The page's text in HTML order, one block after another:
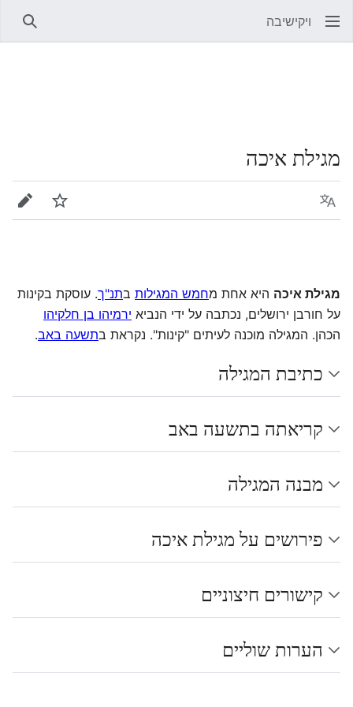
ויקישיבה
מגילת איכה
שפה מעקב
מגילת איכה היא אחת מחמש המגילות בתנ"ך. עוסקת בקינות
על חורבן ירושלים, נכתבה על ידי הנביא ירמיהו בן חלקיהו
הכהן. המגילה מוכנה לעיתים "קינות". נקראת בתשעה באב.
כתיבת המגילה
קריאתה בתשעה באב
מבנה המגילה
פירושים על מגילת איכה
קישורים חיצוניים
הערות שוליים